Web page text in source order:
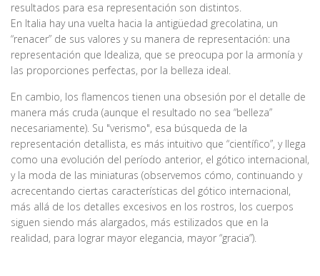
resultados para esa representación son distintos.
En Italia hay una vuelta hacia la antigüedad grecolatina, un
“renacer” de sus valores y su manera de representación: una
representación que Idealiza, que se preocupa por la armonía y
las proporciones perfectas, por la belleza ideal.
En cambio, los flamencos tienen una obsesión por el detalle de
manera más cruda (aunque el resultado no sea “belleza”
necesariamente). Su "verismo", esa búsqueda de la
representación detallista, es más intuitivo que “científico”, y llega
como una evolución del período anterior, el gótico internacional,
y la moda de las miniaturas (observemos cómo, continuando y
acrecentando ciertas características del gótico internacional,
más allá de los detalles excesivos en los rostros, los cuerpos
siguen siendo más alargados, más estilizados que en la
realidad, para lograr mayor elegancia, mayor “gracia”).